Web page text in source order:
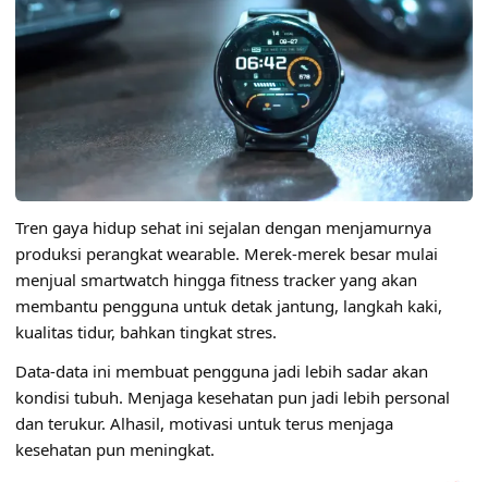
Tren gaya hidup sehat ini sejalan dengan menjamurnya
produksi perangkat wearable. Merek-merek besar mulai
menjual smartwatch hingga fitness tracker yang akan
membantu pengguna untuk detak jantung, langkah kaki,
kualitas tidur, bahkan tingkat stres.
Data-data ini membuat pengguna jadi lebih sadar akan
kondisi tubuh. Menjaga kesehatan pun jadi lebih personal
dan terukur. Alhasil, motivasi untuk terus menjaga
kesehatan pun meningkat.